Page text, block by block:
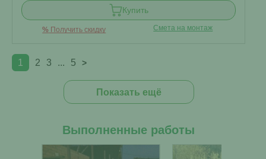
Купить
% Получить скидку Смета на монтаж
1 2 3 ... 5 >
Показать ещё
Выполненные работы